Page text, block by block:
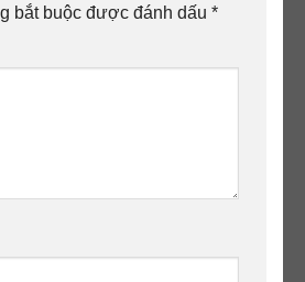
bắt buộc được đánh dấu *